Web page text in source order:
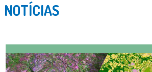
NOTÍCIAS